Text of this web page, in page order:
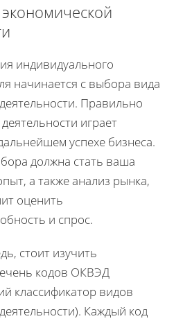
индивидуального
начинается с выбора вида
Правильно
играет
успехе бизнеса.
должна стать ваша
а также анализ рынка,
оценить
и спрос.
стоит изучить
кодов ОКВЭД
классификатор видов
Каждый код